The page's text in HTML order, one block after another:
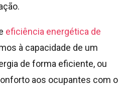
eficiência energética de
à capacidade de um
de forma eficiente, ou
aos ocupantes com o